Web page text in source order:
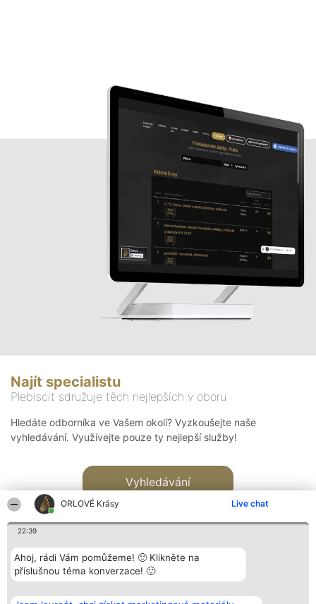
ORLOVÉ Krásy Live chat
22:39
Ahoj, rádi Vám pomůžeme! 🙂 Klikněte na
příslušnou téma konverzace! 🙂
Najít specialistu
Plebiscit sdružuje těch nejlepších v oboru
Hledáte odborníka ve Vašem okolí? Vyzkoušejte naše
vyhledávání. Využívejte pouze ty nejlepší služby!
Vyhledávání
Bright Side Solutions sp. z o.
Vítězové
Kontakt